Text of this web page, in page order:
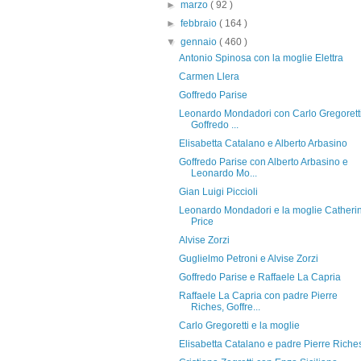
►marzo( 92 )
►febbraio( 164 )
▼gennaio( 460 )
Antonio Spinosa con la moglie Elettra
Carmen Llera
Goffredo Parise
Leonardo Mondadori con Carlo
Goffredo ...
Elisabetta Catalano e Alberto Arbasino
Goffredo Parise con Alberto Arbasino e
Leonardo Mo...
Gian Luigi Piccioli
Leonardo Mondadori e la moglie
Price
Alvise Zorzi
Guglielmo Petroni e Alvise Zorzi
Goffredo Parise e Raffaele La Capria
Raffaele La Capria con padre Pierre
Riches, Goffre...
Carlo Gregoretti e la moglie
Elisabetta Catalano e padre Pierre